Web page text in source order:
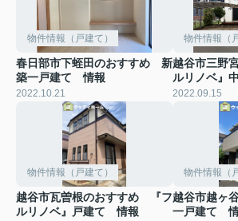
物件情報（戸建て）
春日部市下蛭田のおすすめ 新
築一戸建て 情報
2022.10.21
物件情報（
越谷市三野
ルリノベ』
2022.09.15
物件情報（戸建て）
越谷市瓦曽根のおすすめ 『フ
ルリノベ』戸建て 情報
物件情報（
越谷市越ヶ
一戸建て